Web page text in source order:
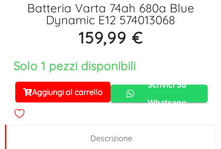
Batteria Varta 74ah 680a Blue
Dynamic E12 574013068
159,99 €
Solo 1 pezzi disponibili
Aggiungi al carrello
Alternative:
Scrivici Su
Whatsapp
Descrizione